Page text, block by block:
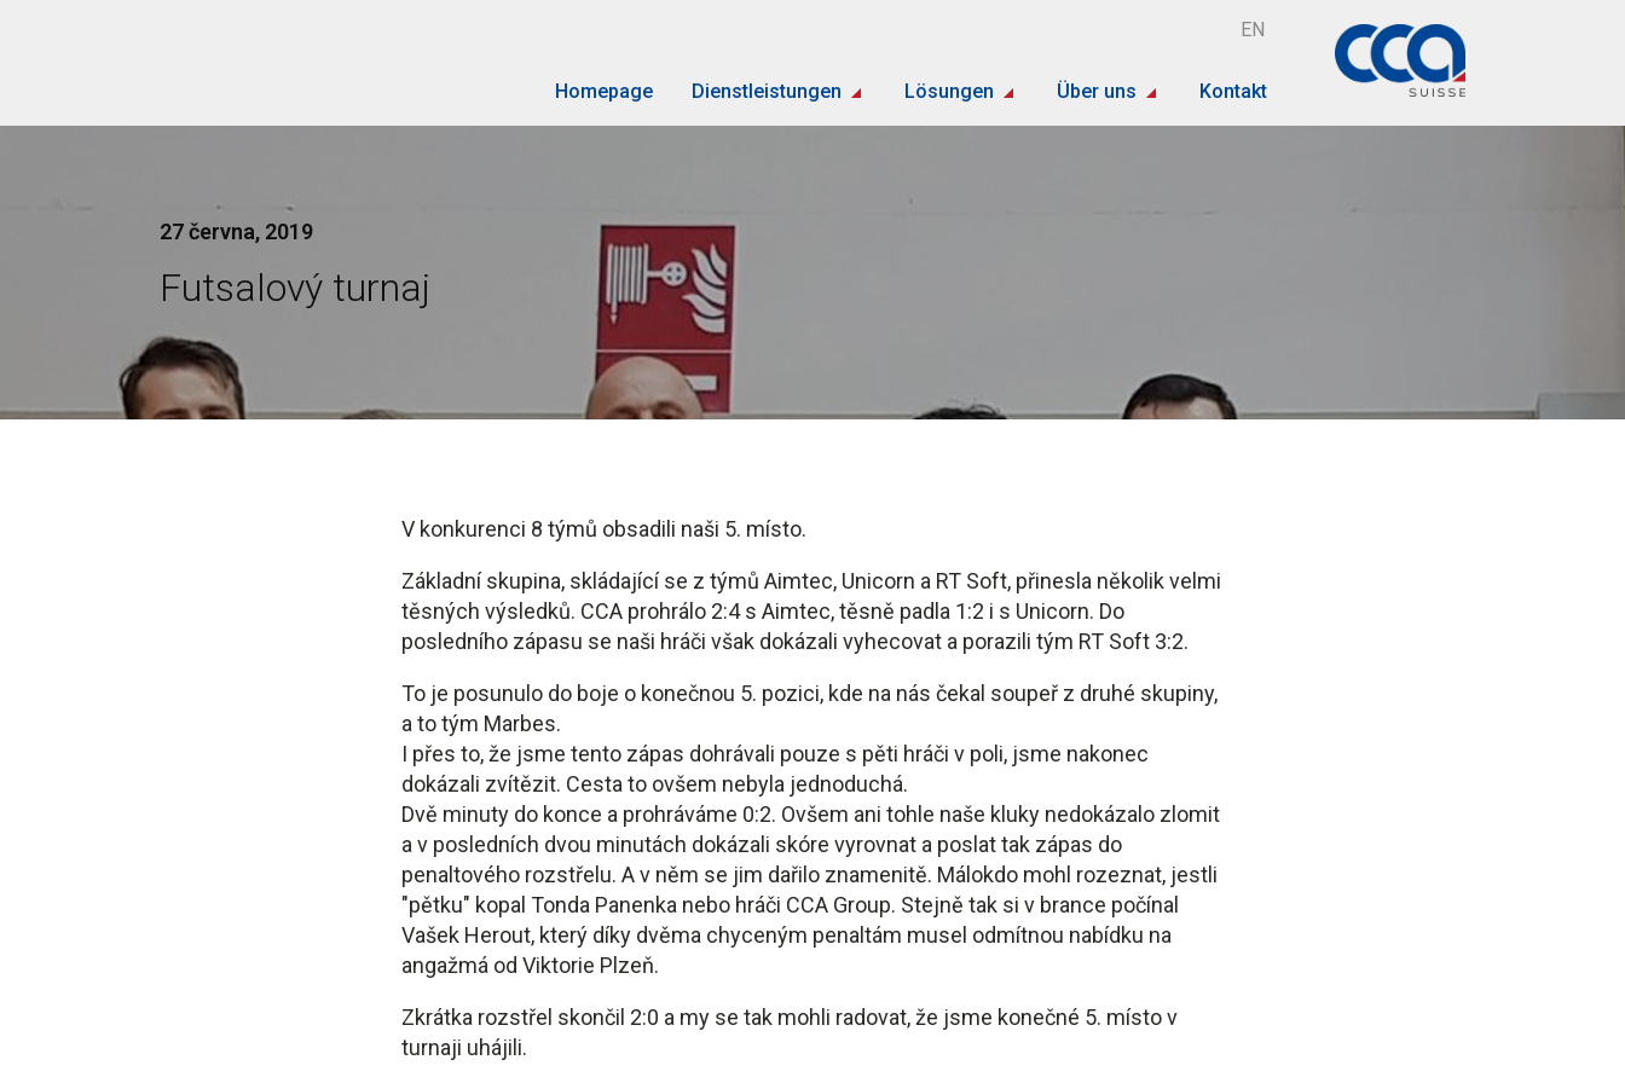
EN
Homepage Dienstleistungen Lösungen Über uns Kontakt
27 června, 2019
Futsalový turnaj
V konkurenci 8 týmů obsadili naši 5. místo.
Základní skupina, skládající se z týmů Aimtec, Unicorn a RT Soft, přinesla několik velmi
těsných výsledků. CCA prohrálo 2:4 s Aimtec, těsně padla 1:2 i s Unicorn. Do
posledního zápasu se naši hráči však dokázali vyhecovat a porazili tým RT Soft 3:2.
To je posunulo do boje o konečnou 5. pozici, kde na nás čekal soupeř z druhé skupiny,
a to tým Marbes.
I přes to, že jsme tento zápas dohrávali pouze s pěti hráči v poli, jsme nakonec
dokázali zvítězit. Cesta to ovšem nebyla jednoduchá.
Dvě minuty do konce a prohráváme 0:2. Ovšem ani tohle naše kluky nedokázalo zlomit
a v posledních dvou minutách dokázali skóre vyrovnat a poslat tak zápas do
penaltového rozstřelu. A v něm se jim dařilo znamenitě. Málokdo mohl rozeznat, jestli
"pětku" kopal Tonda Panenka nebo hráči CCA Group. Stejně tak si v brance počínal
Vašek Herout, který díky dvěma chyceným penaltám musel odmítnou nabídku na
angažmá od Viktorie Plzeň.
Zkrátka rozstřel skončil 2:0 a my se tak mohli radovat, že jsme konečné 5. místo v
turnaji uhájili.